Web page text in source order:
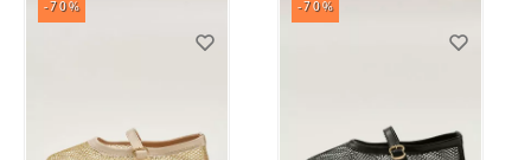
-70% -70%